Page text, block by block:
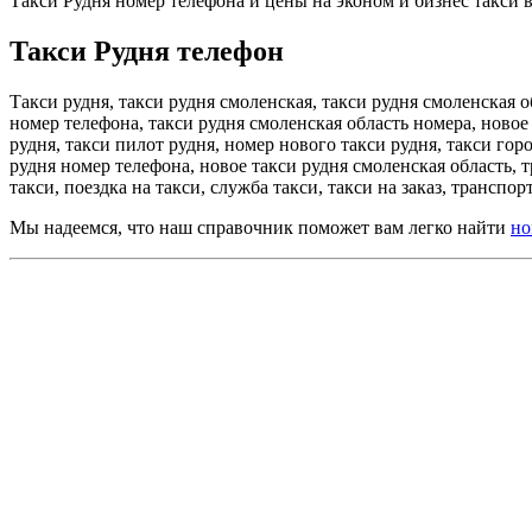
Такси Рудня телефон
Такси рудня, такси рудня смоленская, такси рудня смоленская
номер телефона, такси рудня смоленская область номера,
рудня, такси пилот рудня, номер нового такси рудня, такси
рудня номер телефона, новое такси рудня смоленская
такси, поездка на такси, служба такси, такси на заказ,
Мы надеемся, что наш справочник поможет вам легко найти